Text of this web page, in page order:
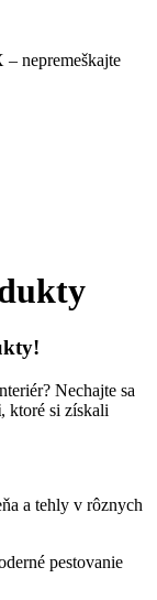
nepremeškajte
Nechajte sa
, ktoré si získali
a tehly v rôznych
pestovanie